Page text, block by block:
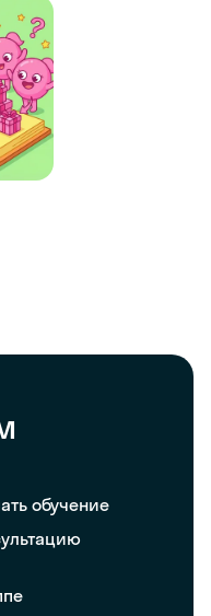
обучение